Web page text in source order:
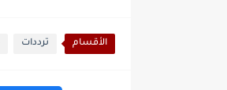
الأقسام ترددات